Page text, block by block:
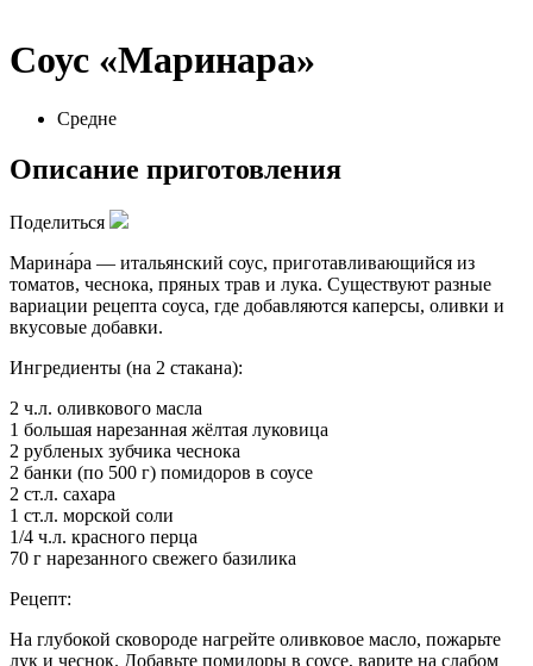
Соус «Маринара»
Средне
Описание приготовления
Поделиться
Марина́ра — итальянский соус, приготавливающийся из
томатов, чеснока, пряных трав и лука. Существуют разные
вариации рецепта соуса, где добавляются каперсы, оливки и
вкусовые добавки.
Ингредиенты (на 2 стакана):
2 ч.л. оливкового масла
1 большая нарезанная жёлтая луковица
2 рубленых зубчика чеснока
2 банки (по 500 г) помидоров в соусе
2 ст.л. сахара
1 ст.л. морской соли
1/4 ч.л. красного перца
70 г нарезанного свежего базилика
Рецепт:
На глубокой сковороде нагрейте оливковое масло, пожарьте
лук и чеснок. Добавьте помидоры в соусе, варите на слабом